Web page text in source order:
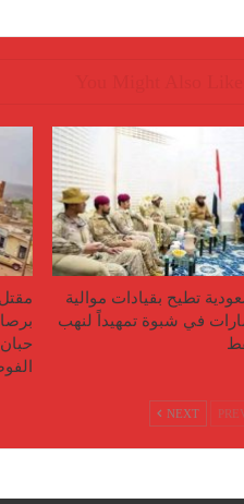
تطيح بقيادات موالية
في شبوة تمهيداً لنهب
NEXT